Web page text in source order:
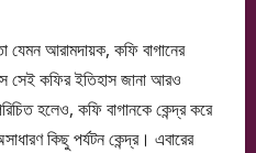
আরামদায়ক, কফি বাগানের
কফির ইতিহাস জানা আরও
হলেও, কফি বাগানকে কেন্দ্র করে
কিছু পর্যটন কেন্দ্র। এবারের